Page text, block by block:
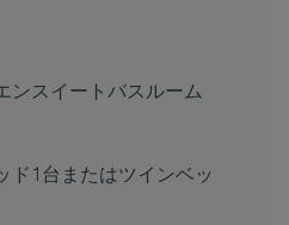
ンスイートバスルーム
ド1台またはツインベッ